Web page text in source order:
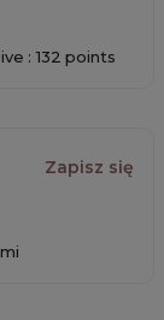
: 132 points
Zapisz się